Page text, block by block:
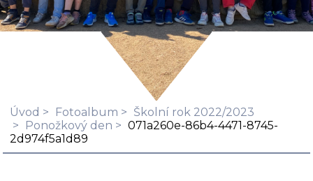
Úvod Fotoalbum
Školní rok 2022/2023
Ponožkový den
071a260e-86b4-4471-8745-
2d974f5a1d89